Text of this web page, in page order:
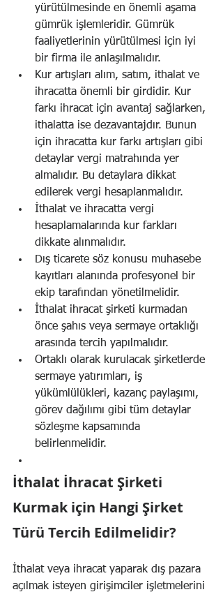
yürütülmesinde en önemli aşama
gümrük işlemleridir. Gümrük
faaliyetlerinin yürütülmesi için iyi
bir firma ile anlaşılmalıdır.
Kur artışları alım, satım, ithalat ve
ihracatta önemli bir girdidir. Kur
farkı ihracat için avantaj sağlarken,
ithalatta ise dezavantajdır. Bunun
için ihracatta kur farkı artışları gibi
detaylar vergi matrahında yer
almalıdır. Bu detaylara dikkat
edilerek vergi hesaplanmalıdır.
İthalat ve ihracatta vergi
hesaplamalarında kur farkları
dikkate alınmalıdır.
Dış ticarete söz konusu muhasebe
kayıtları alanında profesyonel bir
ekip tarafından yönetilmelidir.
İthalat ihracat şirketi kurmadan
önce şahıs veya sermaye ortaklığı
arasında tercih yapılmalıdır.
Ortaklı olarak kurulacak şirketlerde
sermaye yatırımları, iş
yükümlülükleri, kazanç paylaşımı,
görev dağılımı gibi tüm detaylar
sözleşme kapsamında
belirlenmelidir.
İthalat İhracat Şirketi
Kurmak için Hangi Şirket
Türü Tercih Edilmelidir?
İthalat veya ihracat yaparak dış pazara
açılmak isteyen girişimciler işletmelerini